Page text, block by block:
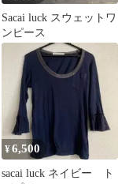
Sacai luck スウェットワ
ンピース
¥6,500
sacai luck ネイビー ト